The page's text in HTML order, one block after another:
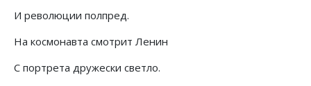
И революции полпред.
На космонавта смотрит Ленин
С портрета дружески светло.